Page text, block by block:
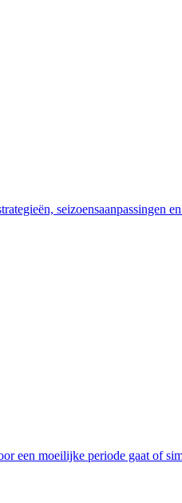
seizoensaanpassingen
een moeilijke periode gaat of